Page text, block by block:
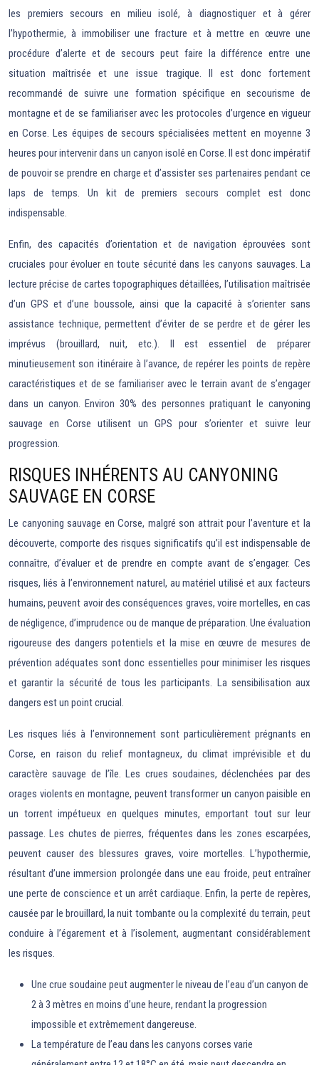
les premiers secours en milieu isolé, à diagnostiquer et à gérer
l’hypothermie, à immobiliser une fracture et à mettre en œuvre une
procédure d’alerte et de secours peut faire la différence entre une
situation maîtrisée et une issue tragique. Il est donc fortement
recommandé de suivre une formation spécifique en secourisme de
montagne et de se familiariser avec les protocoles d’urgence en vigueur
en Corse. Les équipes de secours spécialisées mettent en moyenne 3
heures pour intervenir dans un canyon isolé en Corse. Il est donc impératif
de pouvoir se prendre en charge et d’assister ses partenaires pendant ce
laps de temps. Un kit de premiers secours complet est donc
indispensable.
Enfin, des capacités d’orientation et de navigation éprouvées sont
cruciales pour évoluer en toute sécurité dans les canyons sauvages. La
lecture précise de cartes topographiques détaillées, l’utilisation maîtrisée
d’un GPS et d’une boussole, ainsi que la capacité à s’orienter sans
assistance technique, permettent d’éviter de se perdre et de gérer les
imprévus (brouillard, nuit, etc.). Il est essentiel de préparer
minutieusement son itinéraire à l’avance, de repérer les points de repère
caractéristiques et de se familiariser avec le terrain avant de s’engager
dans un canyon. Environ 30% des personnes pratiquant le canyoning
sauvage en Corse utilisent un GPS pour s’orienter et suivre leur
progression.
RISQUES INHÉRENTS AU CANYONING
SAUVAGE EN CORSE
Le canyoning sauvage en Corse, malgré son attrait pour l’aventure et la
découverte, comporte des risques significatifs qu’il est indispensable de
connaître, d’évaluer et de prendre en compte avant de s’engager. Ces
risques, liés à l’environnement naturel, au matériel utilisé et aux facteurs
humains, peuvent avoir des conséquences graves, voire mortelles, en cas
de négligence, d’imprudence ou de manque de préparation. Une évaluation
rigoureuse des dangers potentiels et la mise en œuvre de mesures de
prévention adéquates sont donc essentielles pour minimiser les risques
et garantir la sécurité de tous les participants. La sensibilisation aux
dangers est un point crucial.
Les risques liés à l’environnement sont particulièrement prégnants en
Corse, en raison du relief montagneux, du climat imprévisible et du
caractère sauvage de l’île. Les crues soudaines, déclenchées par des
orages violents en montagne, peuvent transformer un canyon paisible en
un torrent impétueux en quelques minutes, emportant tout sur leur
passage. Les chutes de pierres, fréquentes dans les zones escarpées,
peuvent causer des blessures graves, voire mortelles. L’hypothermie,
résultant d’une immersion prolongée dans une eau froide, peut entraîner
une perte de conscience et un arrêt cardiaque. Enfin, la perte de repères,
causée par le brouillard, la nuit tombante ou la complexité du terrain, peut
conduire à l’égarement et à l’isolement, augmentant considérablement
les risques.
Une crue soudaine peut augmenter le niveau de l’eau d’un canyon de
2 à 3 mètres en moins d’une heure, rendant la progression
impossible et extrêmement dangereuse.
La température de l’eau dans les canyons corses varie